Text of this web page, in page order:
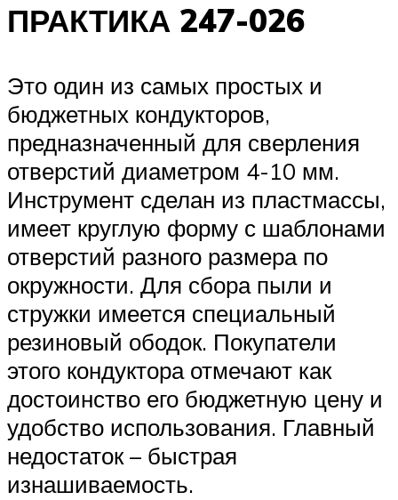
ПРАКТИКА 247-026
Это один из самых простых и
бюджетных кондукторов,
предназначенный для сверления
отверстий диаметром 4-10 мм.
Инструмент сделан из пластмассы,
имеет круглую форму с шаблонами
отверстий разного размера по
окружности. Для сбора пыли и
стружки имеется специальный
резиновый ободок. Покупатели
этого кондуктора отмечают как
достоинство его бюджетную цену и
удобство использования. Главный
недостаток – быстрая
изнашиваемость.